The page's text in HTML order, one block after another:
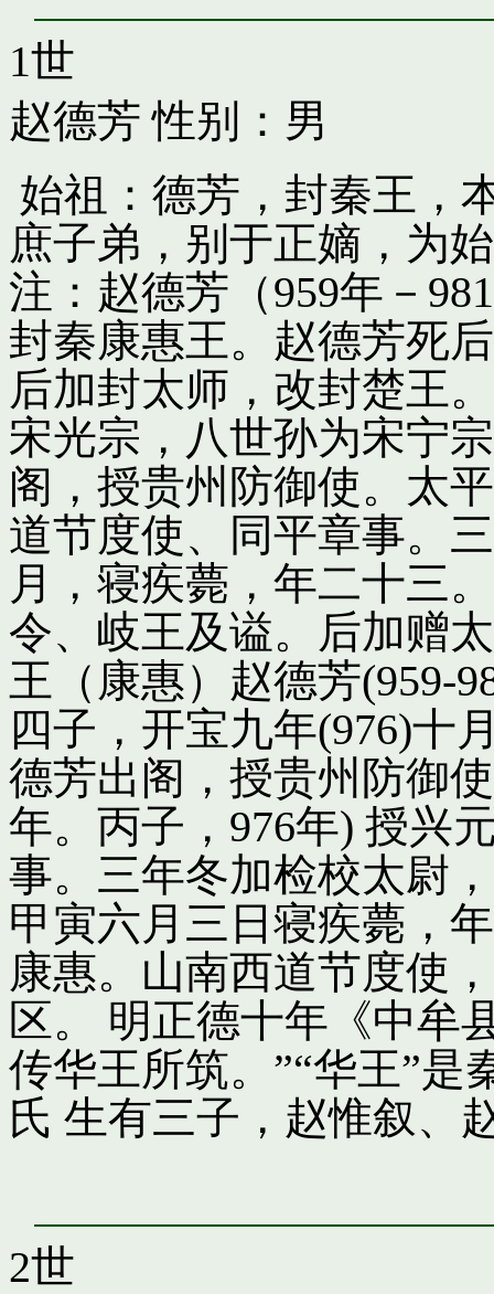
1世
赵德芳 性别：男
始祖：德芳，封秦王，
庶子弟，别于正嫡，为
注：赵德芳（959年－
封秦康惠王。赵德芳死
后加封太师，改封楚王
宋光宗，八世孙为宋宁
阁，授贵州防御使。太
道节度使、同平章事。
月，寝疾薨，年二十三
令、岐王及谥。后加赠
王（康惠）赵德芳(959-
四子，开宝九年(976)十
德芳出阁，授贵州防御
年。丙子，976年) 授兴
事。三年冬加检校太尉
甲寅六月三日寝疾薨，
康惠。山南西道节度使
区。 明正德十年《中牟
传华王所筑。”“华王”是
氏 生有三子，赵惟叙、
2世